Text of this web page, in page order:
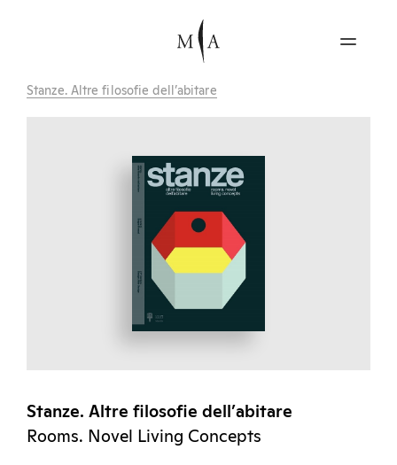
Stanze. Altre filosofie dell’abitare
Stanze. Altre filosofie dell’abitare
Rooms. Novel Living Concepts